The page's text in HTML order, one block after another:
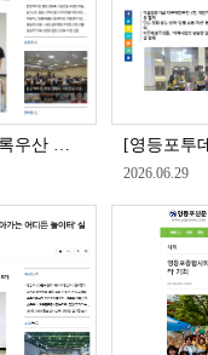
[영등포투데이] 초록우산 영등포종합사회복지관, 아동권리기반 AI 헌장 제정을 위한 아동참여워크숍 성료
2026.06.29